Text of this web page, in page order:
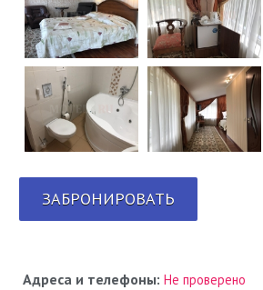
ЗАБРОНИРОВАТЬ
Адреса и телефоны:Не проверено